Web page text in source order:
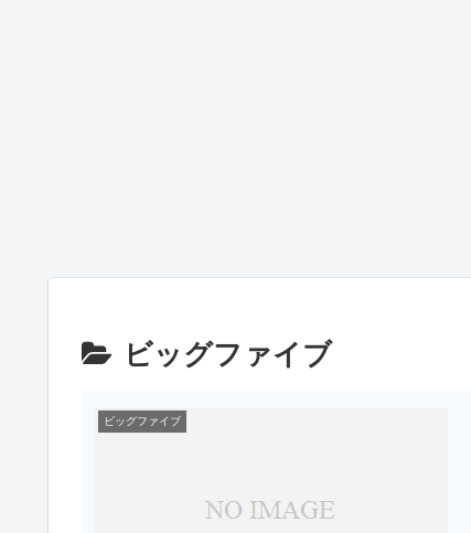
ビッグファイブ
ビッグファイブ